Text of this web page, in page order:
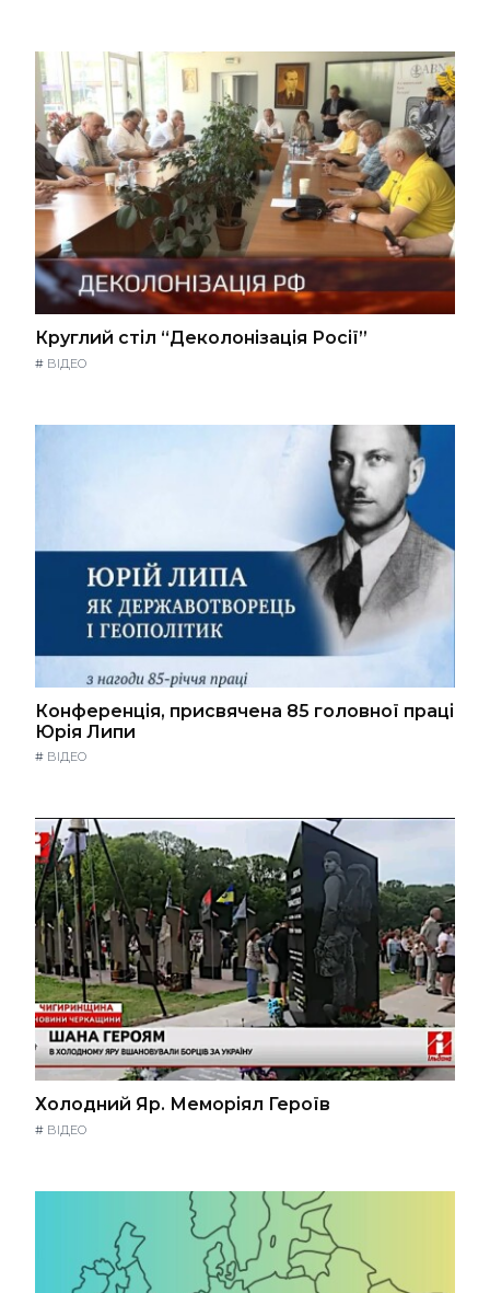
Круглий стіл “Деколонізація Росії”
# ВІДЕО
Конференція, присвячена 85 головної праці
Юрія Липи
# ВІДЕО
Холодний Яр. Меморіял Героїв
# ВІДЕО